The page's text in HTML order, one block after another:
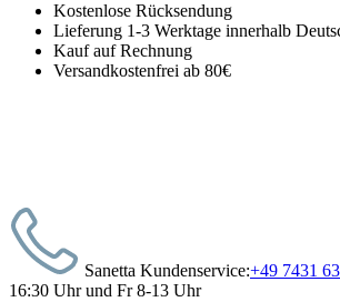
Kostenlose Rücksendung
Lieferung 1-3 Werktage innerhalb
Kauf auf Rechnung
Versandkostenfrei ab 80€
Sanetta Kundenservice:+49 7431
16:30 Uhr und Fr 8-13 Uhr